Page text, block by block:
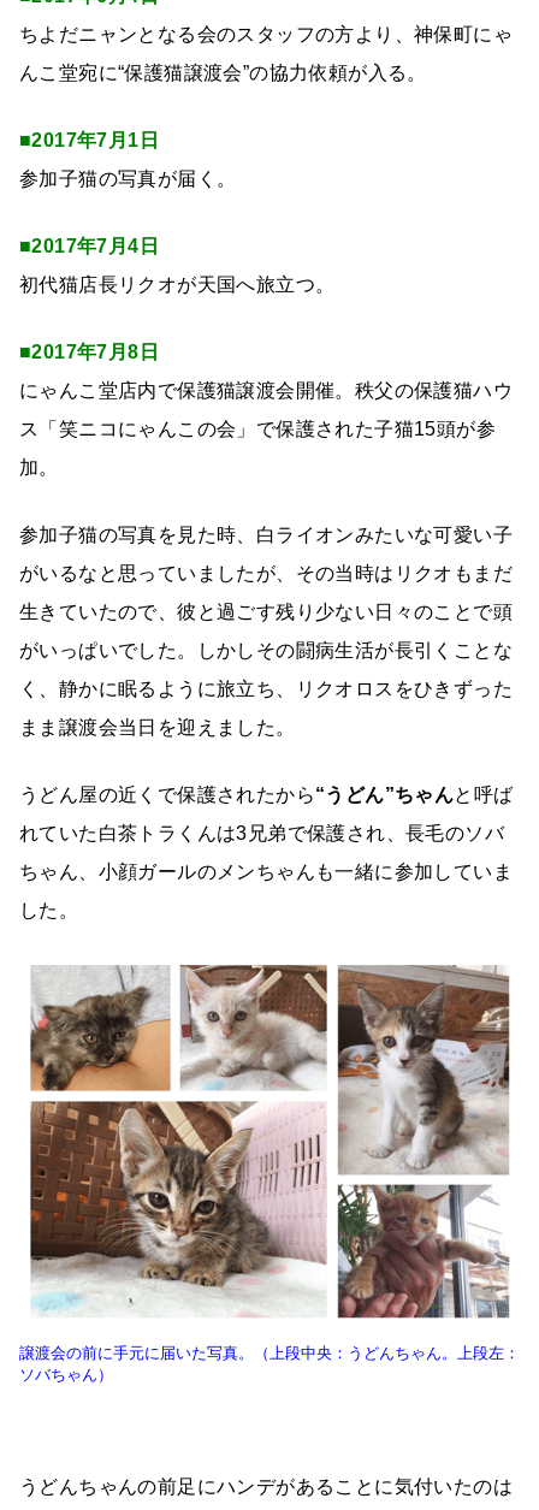
ちよだニャンとなる会のスタッフの方より、神保町にゃ
んこ堂宛に“保護猫譲渡会”の協力依頼が入る。
■2017年7月1日
参加子猫の写真が届く。
■2017年7月4日
初代猫店長リクオが天国へ旅立つ。
■2017年7月8日
にゃんこ堂店内で保護猫譲渡会開催。秩父の保護猫ハウ
ス「笑ニコにゃんこの会」で保護された子猫15頭が参
加。
参加子猫の写真を見た時、白ライオンみたいな可愛い子
がいるなと思っていましたが、その当時はリクオもまだ
生きていたので、彼と過ごす残り少ない日々のことで頭
がいっぱいでした。しかしその闘病生活が長引くことな
く、静かに眠るように旅立ち、リクオロスをひきずった
まま譲渡会当日を迎えました。
うどん屋の近くで保護されたから“うどん”ちゃんと呼ば
れていた白茶トラくんは3兄弟で保護され、長毛のソバ
ちゃん、小顔ガールのメンちゃんも一緒に参加していま
した。
譲渡会の前に手元に届いた写真。（上段中央：うどんちゃん。上段左：
ソバちゃん）
うどんちゃんの前足にハンデがあることに気付いたのは